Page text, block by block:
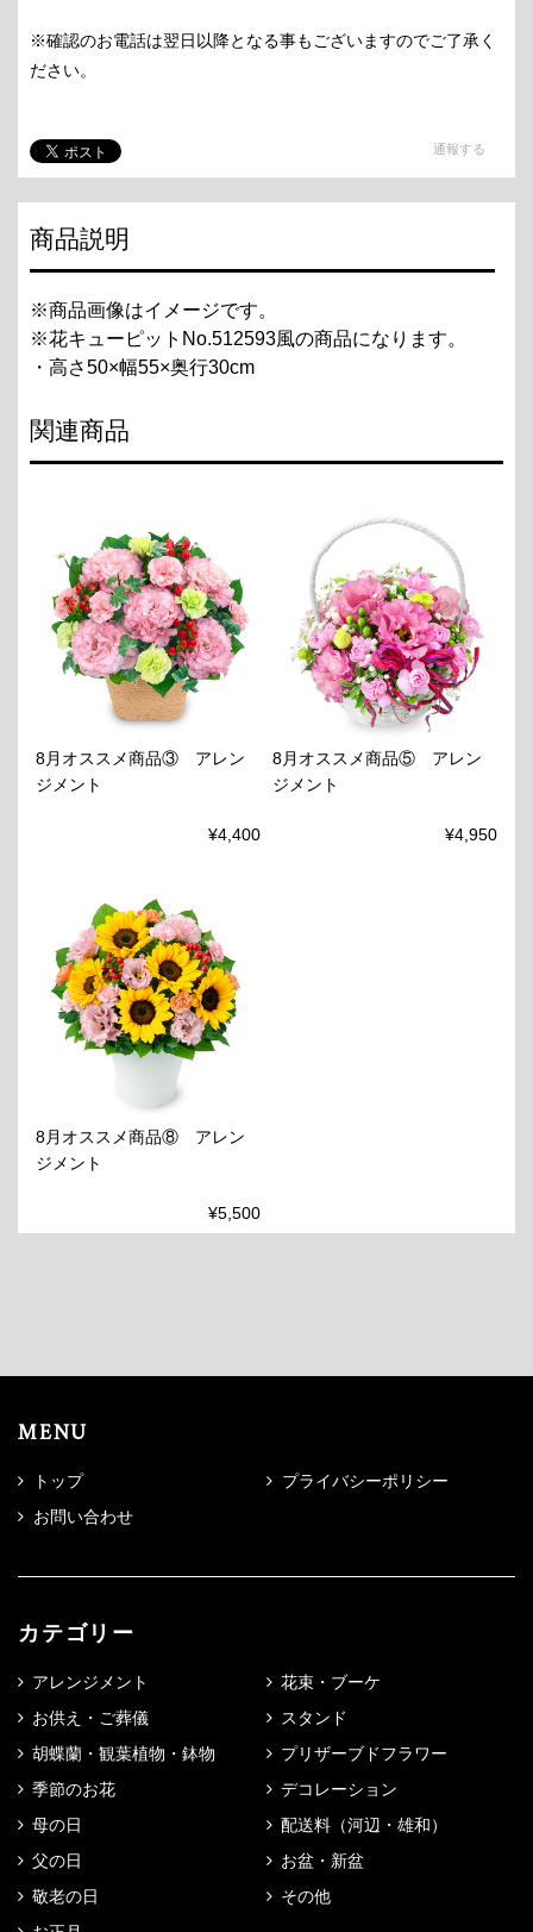
※確認のお電話は翌日以降となる事もございますのでご了承く
ださい。
通報する
商品説明
※商品画像はイメージです。
※花キューピットNo.512593風の商品になります。
・高さ50×幅55×奥行30cm
関連商品
8月オススメ商品③ アレン
ジメント
¥4,400
8月オススメ商品⑤ アレン
ジメント
¥4,950
8月オススメ商品⑧ アレン
ジメント
¥5,500
MENU
トップ
プライバシーポリシー
お問い合わせ
カテゴリー
アレンジメント
花束・ブーケ
お供え・ご葬儀
スタンド
胡蝶蘭・観葉植物・鉢物
プリザーブドフラワー
季節のお花
デコレーション
母の日
配送料（河辺・雄和）
父の日
お盆・新盆
敬老の日
その他